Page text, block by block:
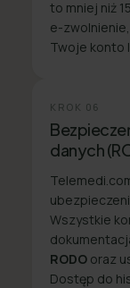
to mniej niż
e-
Twoje konto
KROK 06
danych
Wszystkie
RODO oraz
Dostęp do